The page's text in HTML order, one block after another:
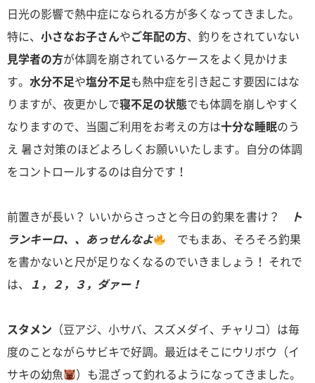
日光の影響で熱中症になられる方が多くなってきました。
特に、 小さなお子さんやご年配の方、釣りをされていない
見学者の方が体調を崩されているケースをよく見かけま
す。 水分不足や塩分不足も熱中症を引き起こす要因にはな
りますが、夜更かしで寝不足の状態でも体調を崩しやすく
なりますので、当園ご利用をお考えの方は十分な睡眠のう
え 暑さ対策のほどよろしくお願いいたします。自分の体調
をコントロールするのは自分です！
前置きが長い？ いいからさっさと今日の釣果を書け？
ト
ランキーロ、、あっせんなよ
でもまあ、そろそろ釣果
を書かないと尺が足りなくなるのでいきましょう！ それで
は、 １，２，３，ダァー！
スタメン （豆アジ、小サバ、スズメダイ、チャリコ）は毎
度のことながらサビキで好調。最近はそこにウリボウ（イ
サキの幼魚
）も混ざって釣れるようになってきました。